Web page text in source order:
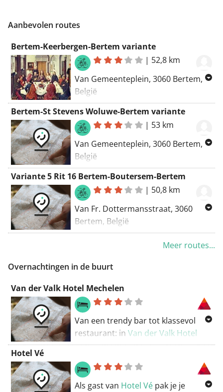
Aanbevolen routes
Bertem-Keerbergen-Bertem variante
| 52,8 km
Van Gemeenteplein, 3060 Bertem,
België
Naar Kerkstraat 3, 3060 Bertem,
België
Routering Racefiets - kortste,
Kortste - OSM
Bertem-St Stevens Woluwe-Bertem variante
| 53 km
Van Gemeenteplein, 3060 Bertem,
België
Naar Kerkstraat 3, 3060 Bertem,
België
Routering Racefiets - mooiste,
Manueel, Kortste - OSM
Variante 5 Rit 16 Bertem-Boutersem-Bertem
| 50,8 km
Van Fr. Dottermansstraat, 3060
Bertem, België
Naar Kerkstraat 3, 3060 Bertem,
Routering Kortste - OSM
Meer routes...
Overnachtingen in de buurt
Van der Valk Hotel Mechelen
Van een trendy bar tot klassevol
restaurant: in Van der Valk Hotel
Mechelenkom je werkelijk niets
biedt bovendien vijf aangepaste
kamers aan.
Hotel Vé
Als gast van Hotel Vé pak je je